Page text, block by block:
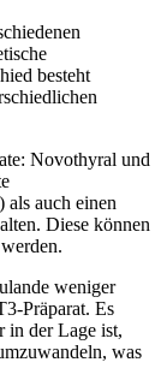
besteht
Novothyral und
auch einen
Diese können
weniger
Präparat. Es
in der Lage ist,
was